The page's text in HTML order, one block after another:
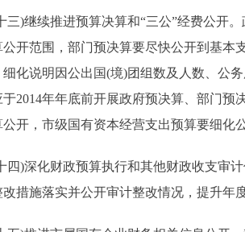
继续推进预算决算和“三公”经费公开。
公开范围，部门预决算要尽快公开到基本
细化说明因公出国(境)团组数及人数、公
2014年年底前开展政府预决算、部门预
公开，市级国有资本经营支出预算要细化
深化财政预算执行和其他财政收支审计
改措施落实并公开审计整改情况，提升年